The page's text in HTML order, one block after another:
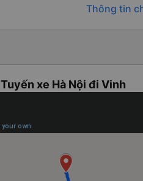
Thông tin
Tuyến xe Hà Nội đi Vinh